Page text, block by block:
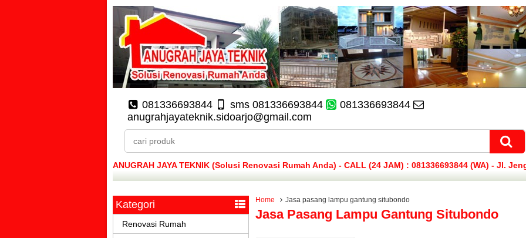
081336693844 sms 081336693844
081336693844
anugrahjayateknik.sidoarjo@gmail.com
ANUGRAH JAYA TEKNIK (Solusi Renovasi Rumah Anda) - CALL (24 JAM) : 081336693844 (WA) - Jl.
Home Jasa pasang lampu gantung situbondo
Jasa Pasang Lampu Gantung Situbondo
Kategori
Renovasi Rumah